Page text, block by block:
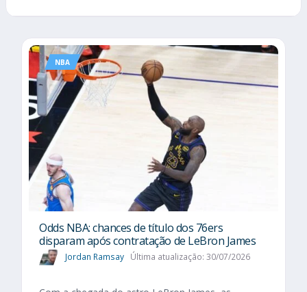
NBA
Odds NBA: chances de título dos 76ers
disparam após contratação de LeBron James
Jordan Ramsay Última atualização: 30/07/2026